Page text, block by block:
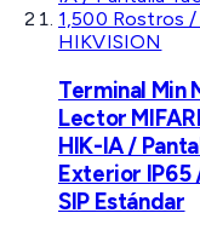
HIKVISION
Terminal Min
Lector
HIK-IA /
Exterior IP65
SIP Estándar